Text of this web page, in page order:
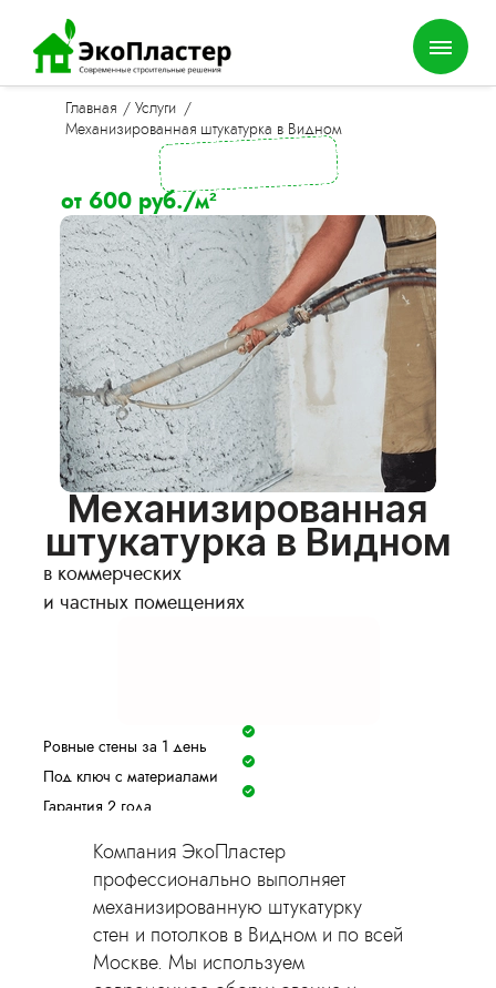
Главная / Услуги /
Механизированная штукатурка в Видном
от 600 руб./м²
Механизированная
штукатурка в Видном
в коммерческих
и частных помещениях
Ровные стены за 1 день
Под ключ с материалами
Гарантия 2 года
Оставить заявку
Компания ЭкоПластер
профессионально выполняет
механизированную штукатурку
стен и потолков в Видном и по всей
Москве. Мы используем